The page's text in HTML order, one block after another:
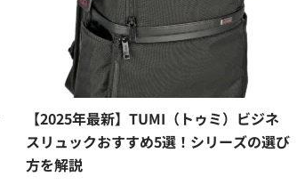
【2025年最新】TUMI（トゥミ）ビジネ
スリュックおすすめ5選！シリーズの選び
方を解説